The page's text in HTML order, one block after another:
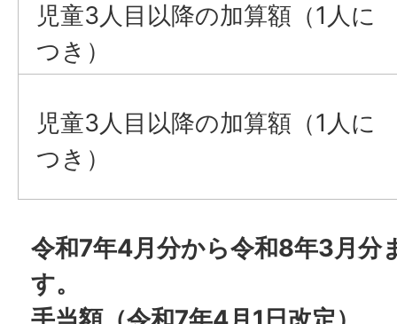
児童3人目以降の加算額（1人に
つき）
児童3人目以降の加算額（1人に
つき）
令和7年4月分から令和8年3月分
す。